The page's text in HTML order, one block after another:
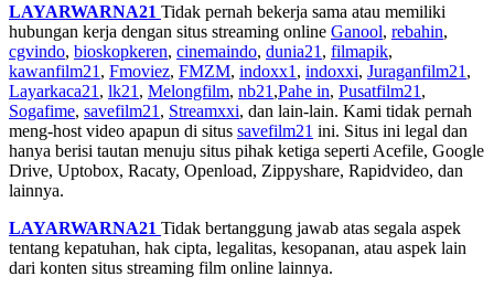
LAYARWARNA21 Tidak pernah bekerja sama atau memiliki
hubungan kerja dengan situs streaming online Ganool, rebahin,
cgvindo, bioskopkeren, cinemaindo, dunia21 , filmapik,
kawanfilm21 , Fmoviez, FMZM, indoxx1 , indoxxi, Juraganfilm21 ,
Layarkaca21 , lk21 , Melongfilm, nb21 ,Pahe in, Pusatfilm21 ,
Sogafime, savefilm21 , Streamxxi, dan lain-lain. Kami tidak pernah
meng-host video apapun di situs savefilm21 ini. Situs ini legal dan
hanya berisi tautan menuju situs pihak ketiga seperti Acefile, Google
Drive, Uptobox, Racaty, Openload, Zippyshare, Rapidvideo, dan
lainnya.
LAYARWARNA21 Tidak bertanggung jawab atas segala aspek
tentang kepatuhan, hak cipta, legalitas, kesopanan, atau aspek lain
dari konten situs streaming film online lainnya.